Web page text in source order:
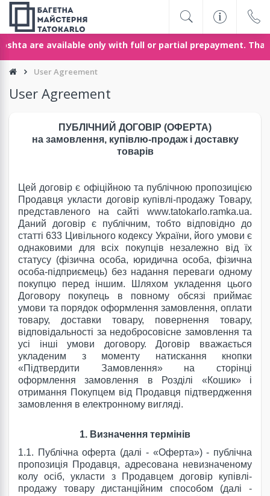
are available only with full or partial prepayment. Thank
User Agreement
User Agreement
ПУБЛІЧНИЙ ДОГОВІР (ОФЕРТА)
на замовлення, купівлю-продаж і доставку
товарів
Цей договір є офіційною та публічною пропозицією
Продавця укласти договір купівлі-продажу Товару,
представленого на сайті www.tatokarlo.ramka.ua.
Даний договір є публічним, тобто відповідно до
статті 633 Цивільного кодексу України, його умови є
однаковими для всіх покупців незалежно від їх
статусу (фізична особа, юридична особа, фізична
особа-підприємець) без надання переваги одному
покупцю перед іншим. Шляхом укладення цього
Договору покупець в повному обсязі приймає
умови та порядок оформлення замовлення, оплати
товару, доставки товару, повернення товару,
відповідальності за недобросовісне замовлення та
усі інші умови договору. Договір вважається
укладеним з моменту натискання кнопки
«Підтвердити Замовлення» на сторінці
оформлення замовлення в Розділі «Кошик» і
отримання Покупцем від Продавця підтвердження
замовлення в електронному вигляді.
1. Визначення термінів
1.1. Публічна оферта (далі - «Оферта») - публічна
пропозиція Продавця, адресована невизначеному
колу осіб, укласти з Продавцем договір купівлі-
продажу товару дистанційним способом (далі -